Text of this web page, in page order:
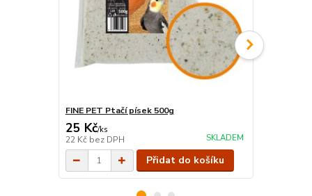
FINE PET Ptačí písek 500g
25 Kč/ks
22 Kč bez DPH SKLADEM
Přidat do košíku